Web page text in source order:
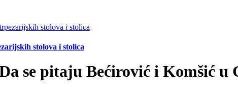
stolova i stolica
se pitaju Bećirović i Komšić